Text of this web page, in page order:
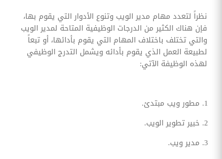
نظراً لتعدد مهام مدير الويب وتنوع الأدوار التي يقوم بها،
فإن هناك الكثير من الدرجات الوظيفية المتاحة لمدير الويب
والتي تختلف باختلاف المهام التي يقوم بأدائها، أو تبعاً
لطبيعة العمل الذي يقوم بأدائه ويشمل التدرج الوظيفي
لهذه الوظيفة الآتي:
مطور ويب مبتدئ.
خبير تطوير الويب.
مدير ويب.